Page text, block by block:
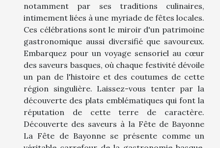
notamment par ses traditions culinaires,
intimement liées à une myriade de fêtes locales.
Ces célébrations sont le miroir d'un patrimoine
gastronomique aussi diversifié que savoureux.
Embarquez pour un voyage sensoriel au cœur
des saveurs basques, où chaque festivité dévoile
un pan de l'histoire et des coutumes de cette
région singulière. Laissez-vous tenter par la
découverte des plats emblématiques qui font la
réputation de cette terre de caractère.
Découverte des saveurs à la Fête de Bayonne
La Fête de Bayonne se présente comme un